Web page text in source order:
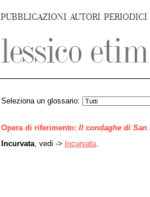
PUBBLICAZIONI AUTORI PERIODICI
Seleziona un glossario:
Opera di riferimento: Il condaghe di San
Incurvata , vedi -> Incurvatu